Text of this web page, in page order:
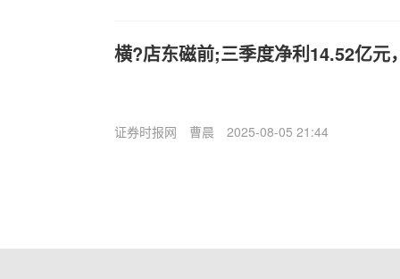
横?店东磁前;三季度净利14.52亿元
证券时报网 曹晨 2025-08-05 21:44